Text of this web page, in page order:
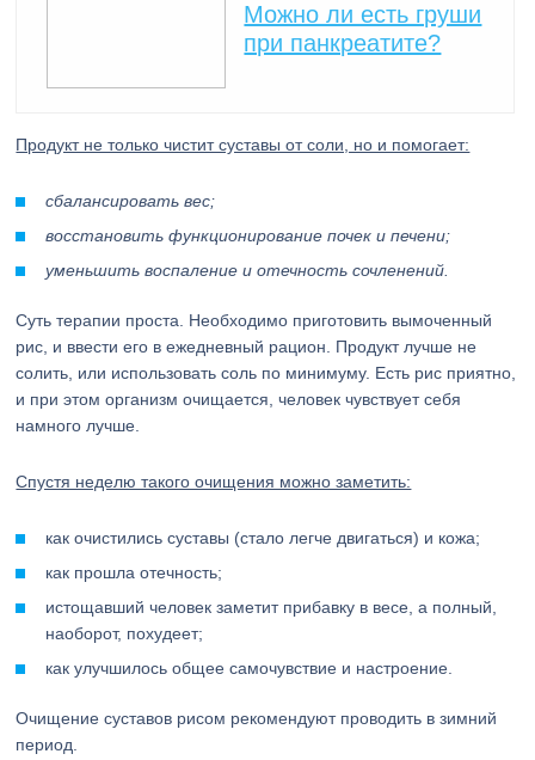
Можно ли есть груши
при панкреатите?
Продукт не только чистит суставы от соли, но и помогает:
сбалансировать вес;
восстановить функционирование почек и печени;
уменьшить воспаление и отечность сочленений.
Суть терапии проста. Необходимо приготовить вымоченный
рис, и ввести его в ежедневный рацион. Продукт лучше не
солить, или использовать соль по минимуму. Есть рис приятно,
и при этом организм очищается, человек чувствует себя
намного лучше.
Спустя неделю такого очищения можно заметить:
как очистились суставы (стало легче двигаться) и кожа;
как прошла отечность;
истощавший человек заметит прибавку в весе, а полный,
наоборот, похудеет;
как улучшилось общее самочувствие и настроение.
Очищение суставов рисом рекомендуют проводить в зимний
период.